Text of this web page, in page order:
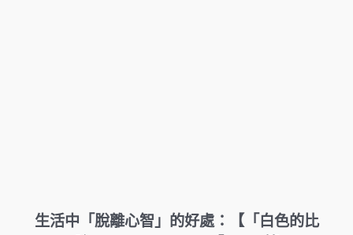
生活中「脫離心智」的好處：
【「白色的比